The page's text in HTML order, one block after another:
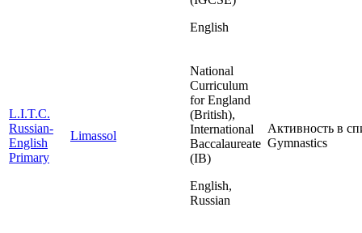
English
L.I.T.C.
Russian-
English
Primary
Limassol
National
Curriculum
for England
(British),
International
Baccalaureate
(IB)
English,
Russian
Активность в
Gymnastics